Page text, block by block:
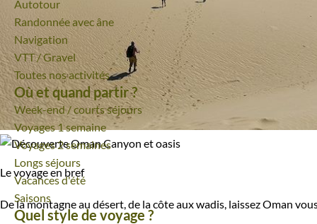
Autotour
Randonnée avec âne
Navigation
VTT / Gravel
Toutes nos activités
Où et quand partir ?
Week-end / courts séjours
Voyages 1 semaine
Voyages 2 semaines
Longs séjours
Vacances d'été
Saisons
Quel style de voyage ?
Le voyage en bref
De la montagne au désert, de la côte aux wadis, laissez Oman